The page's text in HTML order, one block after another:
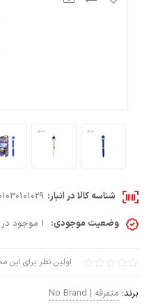
اولین نظر برای
برند: متفرقه | No Brand
شناسه کالا در انبار:
وضعیت موجودی: 1 موجود در انبار